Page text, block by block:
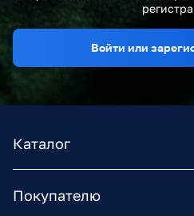
Войти или
Каталог
Покупателю